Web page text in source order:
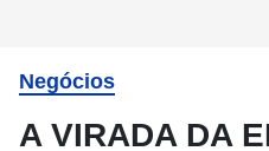
Negócios
A VIRADA DA